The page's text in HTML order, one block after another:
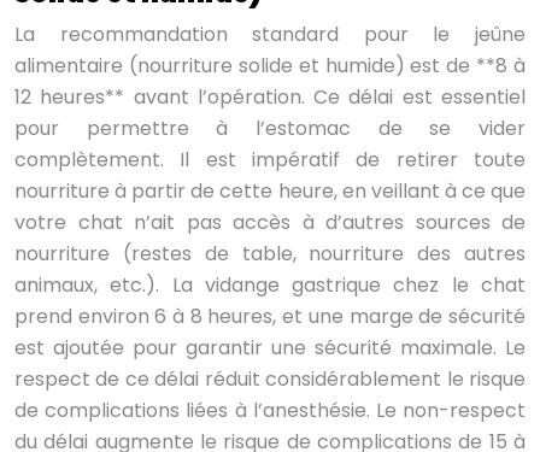
La recommandation standard pour le jeûne
alimentaire (nourriture solide et humide) est de **8 à
12 heures** avant l’opération. Ce délai est essentiel
pour permettre à l’estomac de se vider
complètement. Il est impératif de retirer toute
nourriture à partir de cette heure, en veillant à ce que
votre chat n’ait pas accès à d’autres sources de
nourriture (restes de table, nourriture des autres
animaux, etc.). La vidange gastrique chez le chat
prend environ 6 à 8 heures, et une marge de sécurité
est ajoutée pour garantir une sécurité maximale. Le
respect de ce délai réduit considérablement le risque
de complications liées à l’anesthésie. Le non-respect
du délai augmente le risque de complications de 15 à